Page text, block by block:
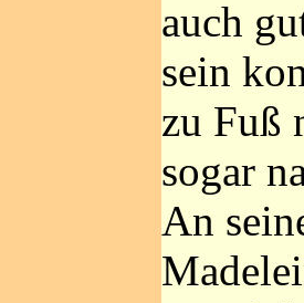
auch
sein
zu Fuß
sogar
An